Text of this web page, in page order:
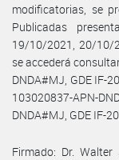
modificatorias, se
Publicadas
19/10/2021, 20/10/
se accederá
DNDA#MJ, GDE IF-
103020837-APN-
DNDA#MJ, GDE IF-
Firmado: Dr.